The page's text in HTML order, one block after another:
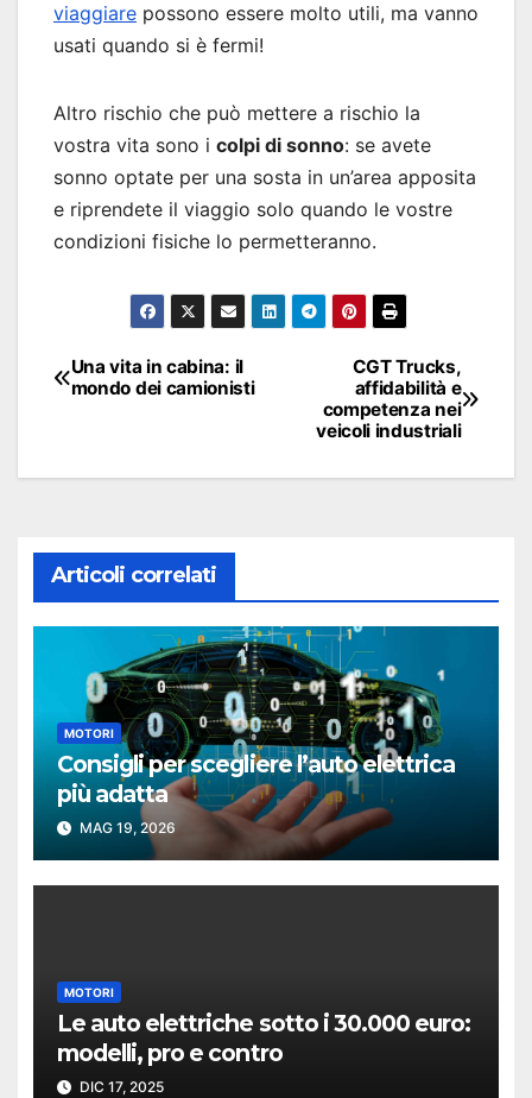
viaggiare possono essere molto utili, ma vanno
usati quando si è fermi!
Altro rischio che può mettere a rischio la
vostra vita sono i colpi di sonno: se avete
sonno optate per una sosta in un’area apposita
e riprendete il viaggio solo quando le vostre
condizioni fisiche lo permetteranno.
Navigazione
articoli
CGT Trucks,
affidabilità e
competenza nei
veicoli industriali
Una vita in cabina: il
mondo dei camionisti
Articoli correlati
MOTORI
Consigli per scegliere l’auto elettrica
più adatta
MAG 19, 2026
MOTORI
Le auto elettriche sotto i 30.000 euro:
modelli, pro e contro
DIC 17, 2025